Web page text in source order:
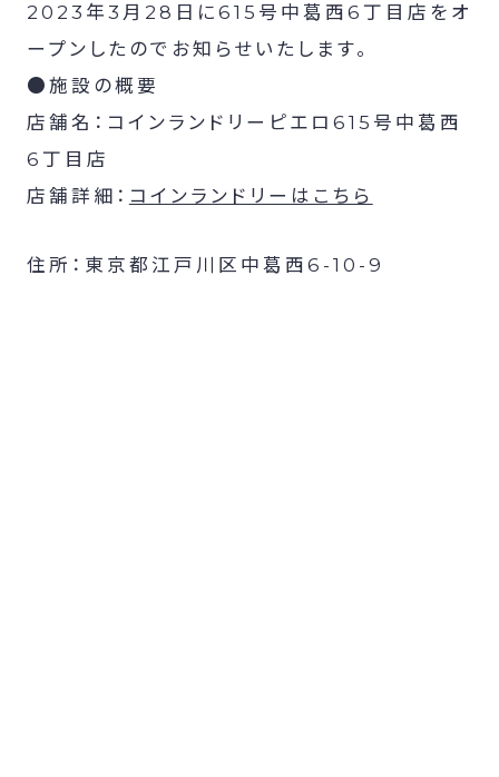
2023年3月28日に615号中葛西6丁目店をオ
ープンしたのでお知らせいたします。
●施設の概要
店舗名：コインランドリーピエロ615号中葛西
6丁目店
店舗詳細： コインランドリーはこちら
住所：東京都江戸川区中葛西6-10-9